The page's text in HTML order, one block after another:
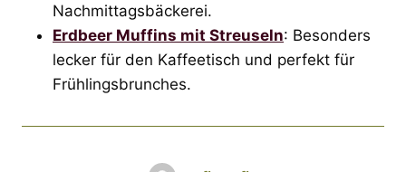
Nachmittagsbäckerei.
Erdbeer Muffins mit Streuseln: Besonders
lecker für den Kaffeetisch und perfekt für
Frühlingsbrunches.